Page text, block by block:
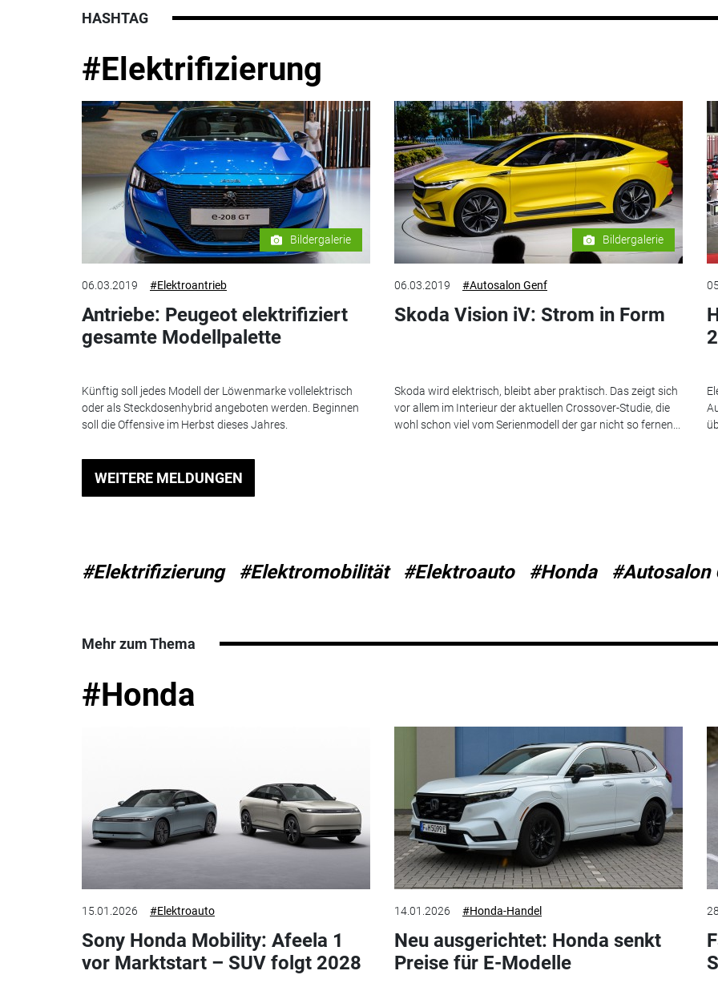
HASHTAG
#Elektrifizierung
Bildergalerie
06.03.2019 #Elektroantrieb
Antriebe: Peugeot elektrifiziert
gesamte Modellpalette
Künftig soll jedes Modell der Löwenmarke vollelektrisch
oder als Steckdosenhybrid angeboten werden. Beginnen
soll die Offensive im Herbst dieses Jahres.
Bildergalerie
06.03.2019 #Autosalon Genf
Skoda Vision iV: Strom in Form
Skoda wird elektrisch, bleibt aber praktisch. Das zeigt sich
vor allem im Interieur der aktuellen Crossover-Studie, die
wohl schon viel vom Serienmodell der gar nicht so fernen...
WEITERE MELDUNGEN
#Elektrifizierung #Elektromobilität #Elektroauto #Honda #Autosalon
Mehr zum Thema
#Honda
15.01.2026 #Elektroauto
Sony Honda Mobility: Afeela 1
vor Marktstart – SUV folgt 2028
14.01.2026 #Honda-Handel
Neu ausgerichtet: Honda senkt
Preise für E-Modelle